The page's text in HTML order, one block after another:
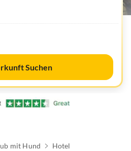
Suchen
mit Hund Hotel